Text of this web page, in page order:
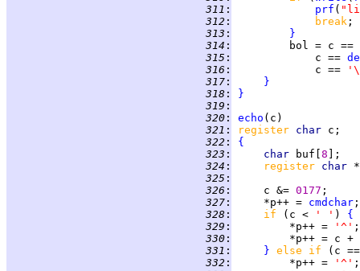
311 : prf (
312 : break
313 :
}
314 :
         bol = c ==
315 :
             c ==
316 :
             c ==
317 :
}
318 :
}
319 :
320 : echo
321 : register char
322 :
{
323 : char buf[ 8
324 : register char
325 :
326 :
     c &=
0177
327 :
     *p++ =
cmdchar
328 : if (c < ' ' ) {
329 :
         *p++ =
'^'
330 :
         *p++ = c +
331 : } else if
(c
332 :
         *p++ =
'^'